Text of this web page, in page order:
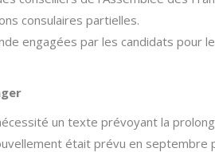
consulaires partielles.
engagées par les candidats pour
un texte prévoyant la
était prévu en septembre